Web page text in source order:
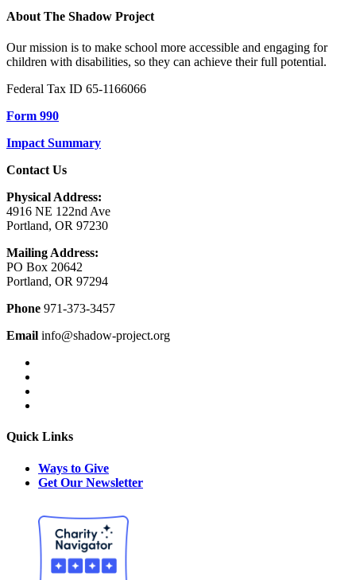
About The Shadow Project
Our mission is to make school more accessible and engaging for
children with disabilities, so they can achieve their full potential.
Federal Tax ID 65-1166066
Form 990
Impact Summary
Contact Us
Physical Address:
4916 NE 122nd Ave
Portland, OR 97230
Mailing Address:
PO Box 20642
Portland, OR 97294
Phone 971-373-3457
Email info@shadow-project.org
Quick Links
Ways to Give
Get Our Newsletter